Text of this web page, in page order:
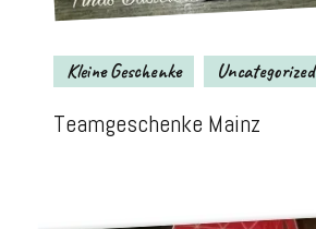
Kleine Geschenke Uncategorized
Teamgeschenke Mainz